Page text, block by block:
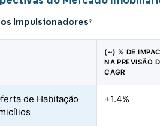
Impulsionadores*
(~) % DE
NA PREVISÃO
CAGR
de Habitação
+1.4%